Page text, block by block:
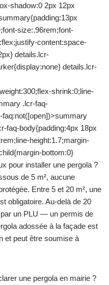
shadow:0 2px 12px
size:.96rem;font-
content:space-
details.lcr-
details.lcr-
shrink:0;line-
.lcr-faq-
faq:not([open])>summary
faq-body{padding:4px 18px
height:1.7;margin-
bottom:0}
pour installer une pergola ?
de 5 m², aucune
Entre 5 et 20 m², une
obligatoire. Au-delà de 20
un PLU — un permis de
adossée à la façade est
et peut être soumise à
une pergola en mairie ?